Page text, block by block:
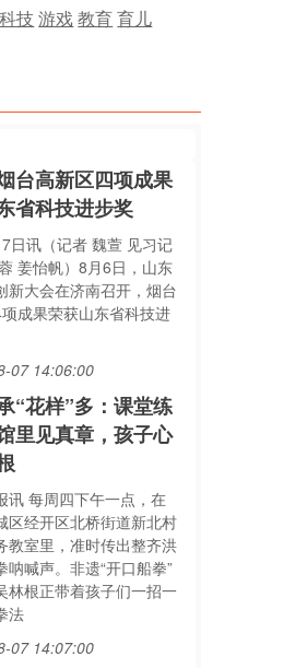
科技游戏教育育儿
台高新区四项成果
省科技进步奖
日讯（记者 魏萱 见习记
姜怡帆）8月6日，山东
新大会在济南召开，烟台
成果荣获山东省科技进
07 14:06:00
“花样”多：课堂练
里见真章，孩子心
讯 每周四下午一点，在
区经开区北桥街道新北村
教室里，准时传出整齐洪
呐喊声。非遗“开口船拳”
林根正带着孩子们一招一
法
07 14:07:00